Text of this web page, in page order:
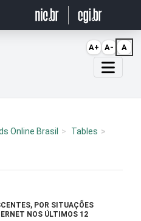
Online Brasil Tables
POR SITUAÇÕES
NOS ÚLTIMOS 12
A+ A- A